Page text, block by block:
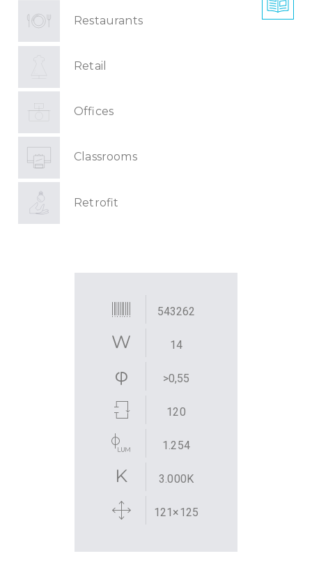
Restaurants
Retail
Offices
Classrooms
Retrofit
543262
14
>0,55
120
1.254
3.000K
121×125